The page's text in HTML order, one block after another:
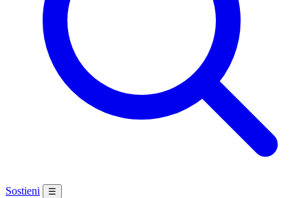
Sostieni ☰